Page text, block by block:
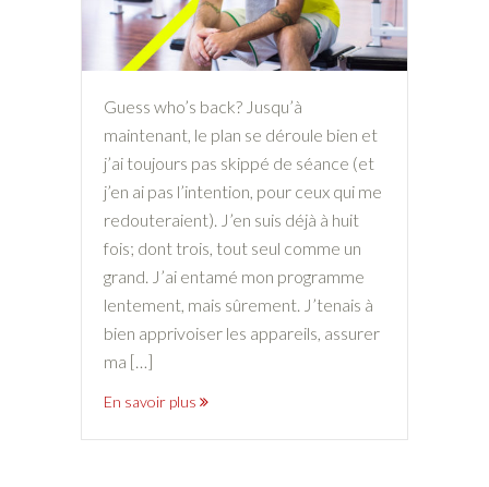
Guess who’s back? Jusqu’à
maintenant, le plan se déroule bien et
j’ai toujours pas skippé de séance (et
j’en ai pas l’intention, pour ceux qui me
redouteraient). J’en suis déjà à huit
fois; dont trois, tout seul comme un
grand. J’ai entamé mon programme
lentement, mais sûrement. J’tenais à
bien apprivoiser les appareils, assurer
ma […]
En savoir plus